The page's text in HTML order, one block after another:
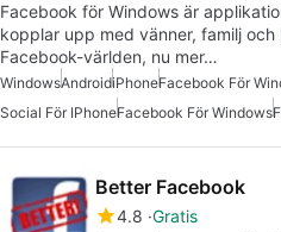
Facebook för Windows är
kopplar upp med vänner, familj
Facebook-världen, nu mer…
WindowsAndroidiPhoneFacebook För
Social För IPhoneFacebook För Windows
Better Facebook
4.8 Gratis